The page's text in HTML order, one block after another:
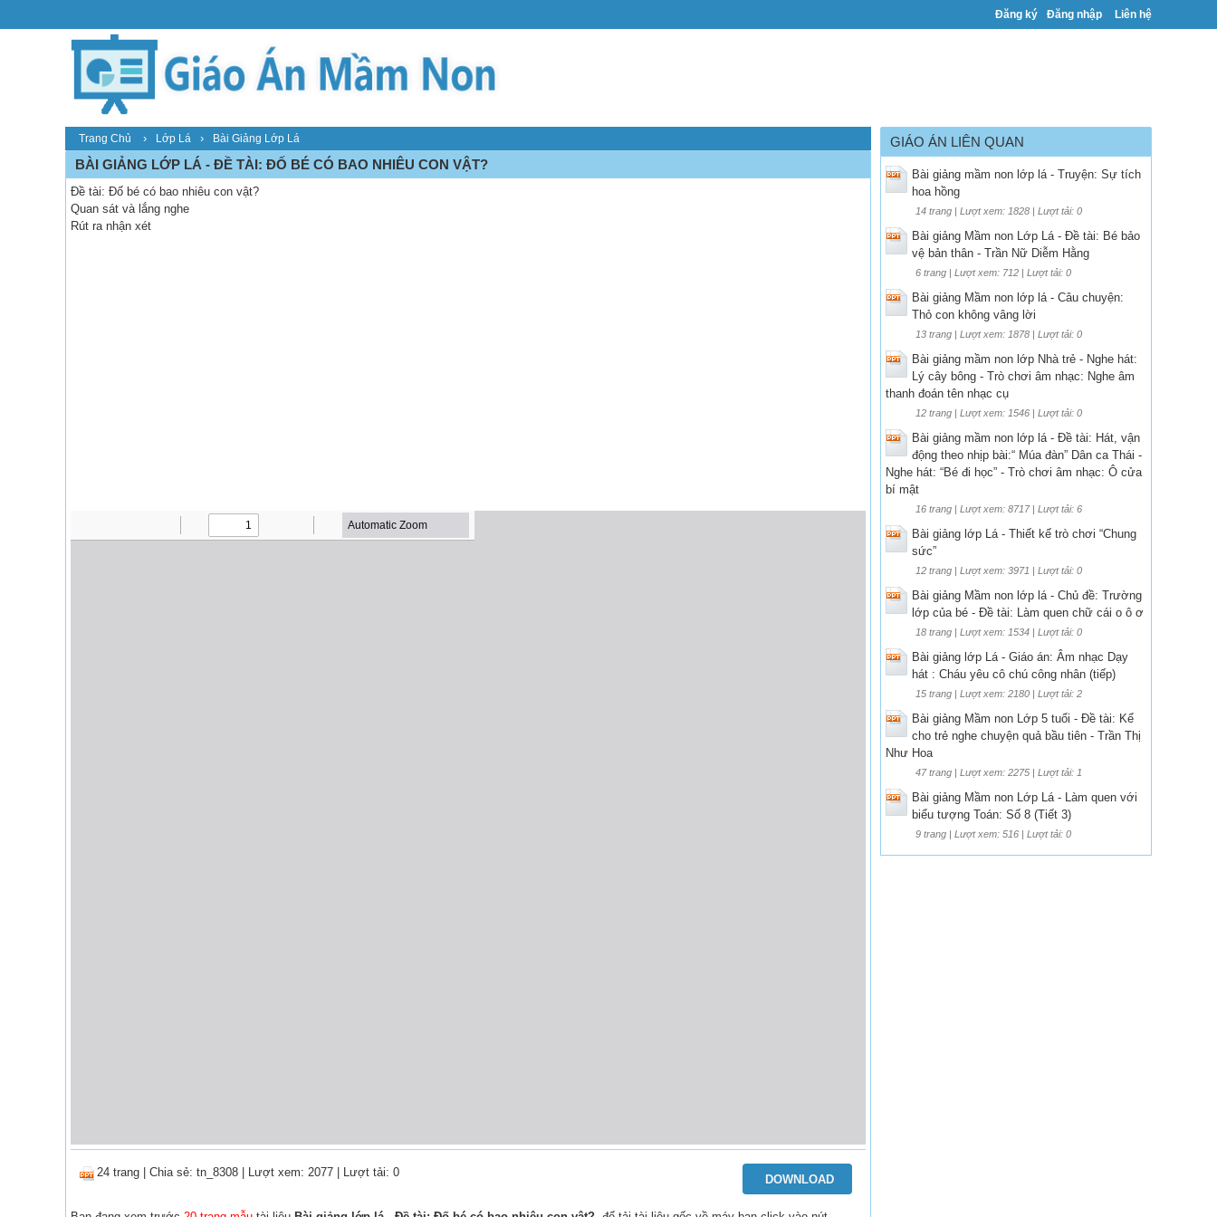
Đăng ký Đăng nhập Liên hệ
Trang Chủ › Lớp Lá › Bài Giảng Lớp Lá
BÀI GIẢNG LỚP LÁ - ĐỀ TÀI: ĐỐ BÉ CÓ BAO NHIÊU CON VẬT?
Đề tài: Đố bé có bao nhiêu con vật?
Quan sát và lắng nghe
Rút ra nhận xét
24 trang Chia sẻ: tn_8308 | Lượt xem: 2077 | Lượt tải: 0
DOWNLOAD
GIÁO ÁN LIÊN QUAN
Bài giảng mầm non lớp lá - Truyện: Sự tích
hoa hồng
14 trang | Lượt xem: 1828 | Lượt tải: 0
Bài giảng Mầm non Lớp Lá - Đề tài: Bé bảo
vệ bản thân - Trần Nữ Diễm Hằng
6 trang | Lượt xem: 712 | Lượt tải: 0
Bài giảng Mầm non lớp lá - Câu chuyện:
Thỏ con không vâng lời
13 trang | Lượt xem: 1878 | Lượt tải: 0
Bài giảng mầm non lớp Nhà trẻ - Nghe hát:
Lý cây bông - Trò chơi âm nhạc: Nghe âm
thanh đoán tên nhạc cụ
12 trang | Lượt xem: 1546 | Lượt tải: 0
Bài giảng mầm non lớp lá - Đề tài: Hát, vận
động theo nhịp bài:“ Múa đàn” Dân ca Thái -
Nghe hát: “Bé đi học” - Trò chơi âm nhạc: Ô cửa
bí mật
16 trang | Lượt xem: 8717 | Lượt tải: 6
Bài giảng lớp Lá - Thiết kế trò chơi “Chung
sức”
12 trang | Lượt xem: 3971 | Lượt tải: 0
Bài giảng Mầm non lớp lá - Chủ đề: Trường
lớp của bé - Đề tài: Làm quen chữ cái o ô ơ
18 trang | Lượt xem: 1534 | Lượt tải: 0
Bài giảng lớp Lá - Giáo án: Âm nhạc Dạy
hát : Cháu yêu cô chú công nhân (tiếp)
15 trang | Lượt xem: 2180 | Lượt tải: 2
Bài giảng Mầm non Lớp 5 tuổi - Đề tài: Kể
cho trẻ nghe chuyện quả bầu tiên - Trần Thị
Như Hoa
47 trang | Lượt xem: 2275 | Lượt tải: 1
Bài giảng Mầm non Lớp Lá - Làm quen với
biểu tượng Toán: Số 8 (Tiết 3)
9 trang | Lượt xem: 516 | Lượt tải: 0